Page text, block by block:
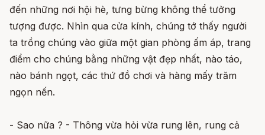
đến những nơi hội hè, tưng bừng không thể tưởng
tượng được. Nhìn qua cửa kính, chúng tớ thấy người
ta trồng chúng vào giữa một gian phòng ấm áp, trang
điểm cho chúng bằng những vật đẹp nhất, nào táo,
nào bánh ngọt, các thứ đồ chơi và hàng mấy trăm
ngọn nến.
- Sao nữa ? - Thông vừa hỏi vừa rung lên, rung cả